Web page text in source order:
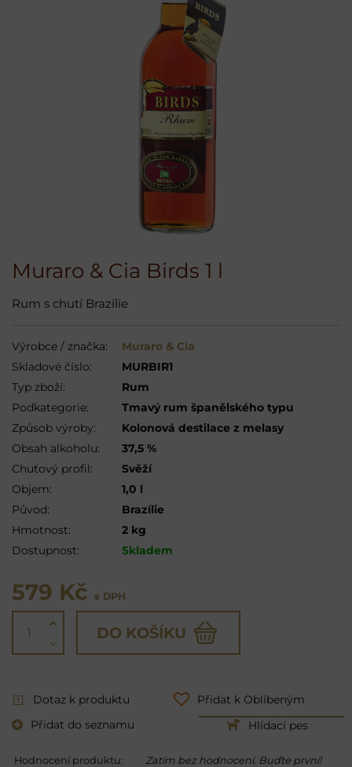
Muraro & Cia Birds 1 l
Rum s chutí Brazílie
Výrobce / značka:
Muraro & Cia
Skladové číslo:
MURBIR1
Typ zboží:
Rum
Podkategorie:
Tmavý rum španělského typu
Způsob výroby:
Kolonová destilace z melasy
Obsah alkoholu:
37,5 %
Chuťový profil:
Svěží
Objem:
1,0 l
Původ:
Brazílie
Hmotnost:
2 kg
Dostupnost:
Skladem
579 Kč s DPH
DO KOŠÍKU
Dotaz k produktu
Přidat k Oblíbeným
Přidat do seznamu
Hlídací pes
Hodnocení produktu:
Zatím bez hodnocení. Buďte první!